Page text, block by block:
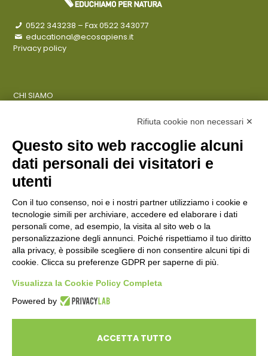
0522 343238 – Fax 0522 343077
educational@ecosapiens.it
Privacy policy
CHI SIAMO
ENTI PUBBLICI
SCUOLE
CITTADINI E FAMIGLIE
CONTATTI
Seguici su:
Italiano
ECOSAPIENS è un marchio L’Ovile Cooperativa Sociale
Albo Cooperative a mutualità prevalente n.A114164
Rifiuta cookie non necessari ✕
Questo sito web raccoglie alcuni
dati personali dei visitatori e
utenti
Con il tuo consenso, noi e i nostri partner utilizziamo i cookie e
tecnologie simili per archiviare, accedere ed elaborare i dati
personali come, ad esempio, la visita al sito web o la
personalizzazione degli annunci. Poiché rispettiamo il tuo diritto
alla privacy, è possibile scegliere di non consentire alcuni tipi di
cookie. Clicca su preferenze GDPR per saperne di più.
Visualizza la Cookie Policy Completa
Powered by
ACCETTA TUTTO